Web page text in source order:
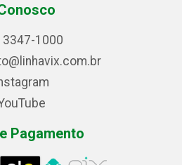
3347-1000
Pagamento